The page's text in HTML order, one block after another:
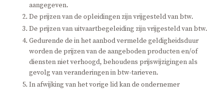
aangegeven.
De prijzen van de opleidingen zijn vrijgesteld van btw.
De prijzen van uitvaartbegeleiding zijn vrijgesteld van btw.
Gedurende de in het aanbod vermelde geldigheidsduur
worden de prijzen van de aangeboden producten en/of
diensten niet verhoogd, behoudens prijswijzigingen als
gevolg van veranderingen in btw-tarieven.
In afwijking van het vorige lid kan de ondernemer